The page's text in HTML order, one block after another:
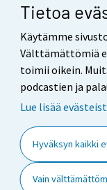
Tietoa
Käytämme
Välttämättömiä
toimii oikein.
podcastien ja
Lue lisää
Hyväksyn kaikki
Vain
Yhteystiedot
Palaute
Käyttöehdot
Saavutettavuus
Tietoa sivustosta
Evästeasetukset